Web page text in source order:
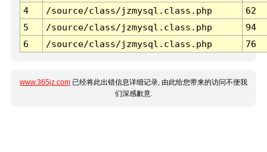
4
/source/class/jzmysql.class.php
62
5
/source/class/jzmysql.class.php
94
6
/source/class/jzmysql.class.php 76
www.365jz.com 已经将此出错信息详细记录, 由此给您带来的访问不便我
们深感歉意.